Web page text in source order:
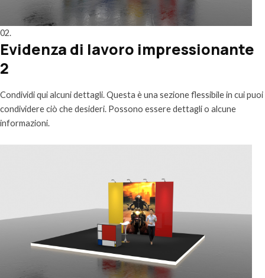
02.
Evidenza di lavoro impressionante
2
Condividi qui alcuni dettagli. Questa è una sezione flessibile in cui puoi
condividere ciò che desideri. Possono essere dettagli o alcune
informazioni.